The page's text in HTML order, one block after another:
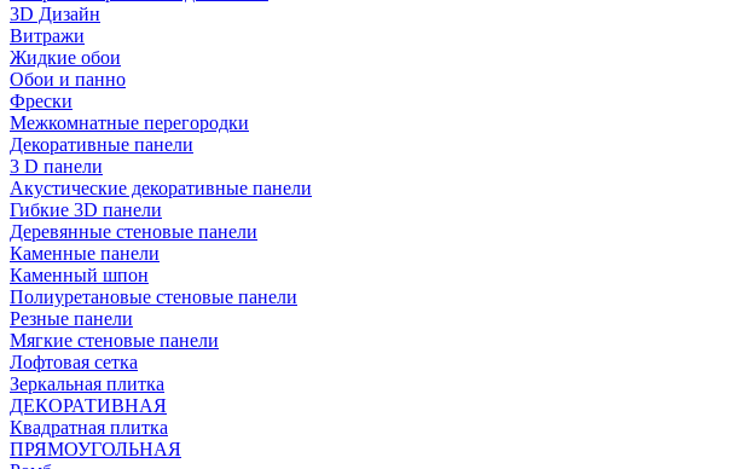
3D Дизайн
Витражи
Жидкие обои
Обои и панно
Фрески
Межкомнатные перегородки
Декоративные панели
3 D панели
Акустические декоративные панели
Гибкие 3D панели
Деревянные стеновые панели
Каменные панели
Каменный шпон
Полиуретановые стеновые панели
Резные панели
Мягкие стеновые панели
Лофтовая сетка
Зеркальная плитка
ДЕКОРАТИВНАЯ
Квадратная плитка
ПРЯМОУГОЛЬНАЯ